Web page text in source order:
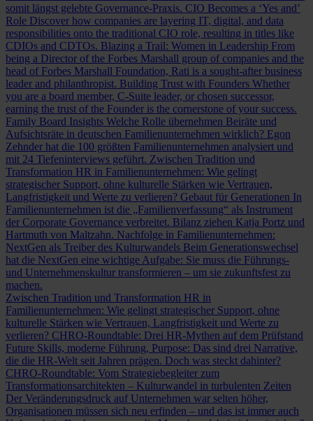
somit längst gelebte Governance-Praxis. CIO Becomes a ‘Yes and’
Role Discover how companies are layering IT, digital, and data
responsibilities onto the traditional CIO role, resulting in titles like
CDIOs and CDTOs. Blazing a Trail: Women in Leadership From
being a Director of the Forbes Marshall group of companies and the
head of Forbes Marshall Foundation, Rati is a sought-after business
leader and philanthropist. Building Trust with Founders Whether
you are a board member, C-Suite leader, or chosen successor,
earning the trust of the Founder is the cornerstone of your success.
Family Board Insights Welche Rolle übernehmen Beiräte und
Aufsichtsräte in deutschen Familienunternehmen wirklich? Egon
Zehnder hat die 100 größten Familienunternehmen analysiert und
mit 24 Tiefeninterviews geführt. Zwischen Tradition und
Transformation HR in Familienunternehmen: Wie gelingt
strategischer Support, ohne kulturelle Stärken wie Vertrauen,
Langfristigkeit und Werte zu verlieren? Gebaut für Generationen In
Familienunternehmen ist die „Familienverfassung“ als Instrument
der Corporate Governance verbreitet. Bilanz ziehen Katja Portz und
Hartmuth von Maltzahn. Nachfolge in Familienunternehmen:
NextGen als Treiber des Kulturwandels Beim Generationswechsel
hat die NextGen eine wichtige Aufgabe: Sie muss die Führungs-
und Unternehmenskultur transformieren – um sie zukunftsfest zu
machen.
Zwischen Tradition und Transformation HR in
Familienunternehmen: Wie gelingt strategischer Support, ohne
kulturelle Stärken wie Vertrauen, Langfristigkeit und Werte zu
verlieren? CHRO-Roundtable: Drei HR-Mythen auf dem Prüfstand
Future Skills, moderne Führung, Purpose: Das sind drei Narrative,
die die HR-Welt seit Jahren prägen. Doch was steckt dahinter?
CHRO-Roundtable: Vom Strategiebegleiter zum
Transformationsarchitekten – Kulturwandel in turbulenten Zeiten
Der Veränderungsdruck auf Unternehmen war selten höher,
Organisationen müssen sich neu erfinden – und das ist immer auch